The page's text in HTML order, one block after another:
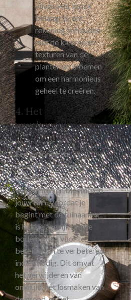
vijver. Het is ook
belangrijk om
rekening te houden
met de kleuren en
texturen van de
planten en bloemen
om een harmonieus
geheel te creëren.
4. Het
voorbereiden van
de grond
Een gezonde en
vruchtbare bodem is
essentieel voor de groei
van planten en bloemen in
jouw tuin. Voordat je
begint met de tuinaanleg,
is het belangrijk om de
bodem goed voor te
bereiden en te verbeteren
indien nodig. Dit omvat
het verwijderen van
onkruid, het losmaken van